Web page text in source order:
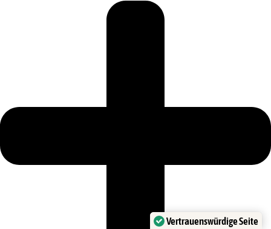
Vertrauenswürdige Seite